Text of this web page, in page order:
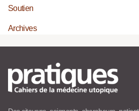
Soutien
Archives